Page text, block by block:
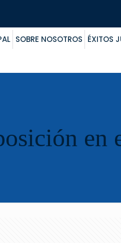
SOBRE NOSOTROS ÉXITOS
en